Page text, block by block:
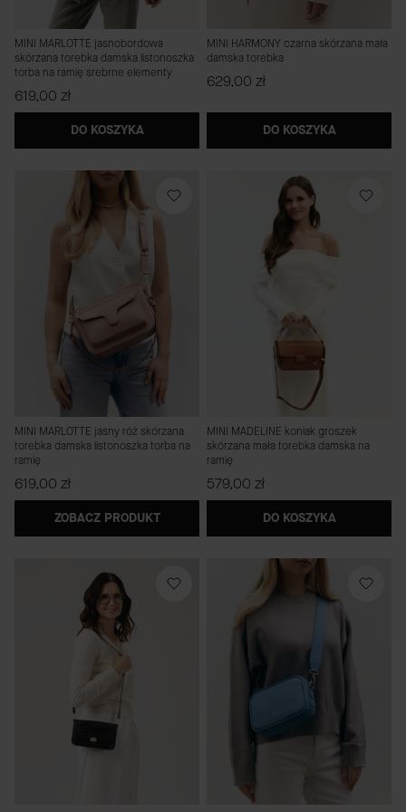
MINI MARLOTTE jasnobordowa
skórzana torebka damska listonoszka
torba na ramię srebrne elementy
Cena
619,00 zł
DO KOSZYKA
MINI HARMONY czarna skórzana mała
damska torebka
Cena
629,00 zł
DO KOSZYKA
MINI MARLOTTE jasny róż skórzana
torebka damska listonoszka torba na
ramię
Cena
619,00 zł
ZOBACZ PRODUKT
MINI MADELINE koniak groszek
skórzana mała torebka damska na
ramię
Cena
579,00 zł
DO KOSZYKA